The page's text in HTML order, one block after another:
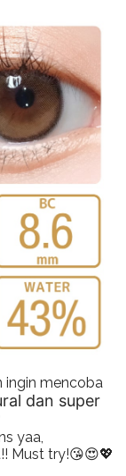
ingin mencoba
dan super
yaa,
Must try!😘😍💖